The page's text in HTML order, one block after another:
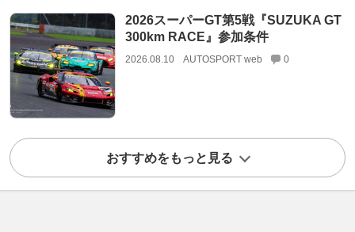
2026スーパーGT第5戦『SUZUKA GT
300km RACE』参加条件
2026.08.10 AUTOSPORT web 0
おすすめをもっと見る